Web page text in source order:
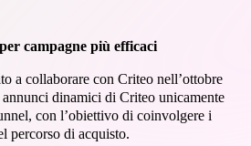
campagne più efficaci
a collaborare con Criteo nell’ottobre
dinamici di Criteo unicamente
con l’obiettivo di coinvolgere i
percorso di acquisto.